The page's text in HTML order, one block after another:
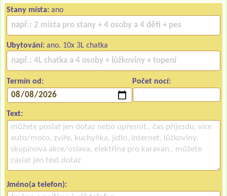
Stany místa: ano
Ubytování: ano. 10x 3L chatka
Termín od: Počet nocí:
Text:
Jméno(a telefon):